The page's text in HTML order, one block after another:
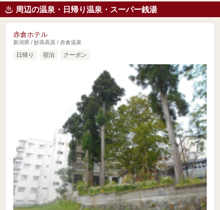
周辺の温泉・日帰り温泉・スーパー銭湯
赤倉ホテル
新潟県 / 妙高高原 / 赤倉温泉
日帰り 宿泊 クーポン